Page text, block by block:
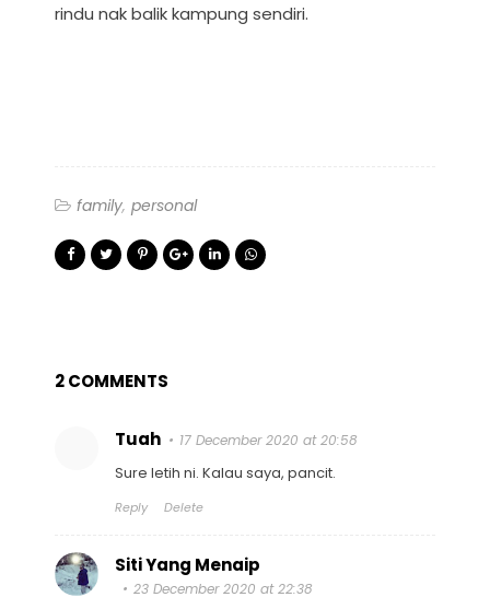
rindu nak balik kampung sendiri.
family personal
2 COMMENTS
Tuah 17 December 2020 at 20:58
Sure letih ni. Kalau saya, pancit.
Reply Delete
Siti Yang Menaip
23 December 2020 at 22:38